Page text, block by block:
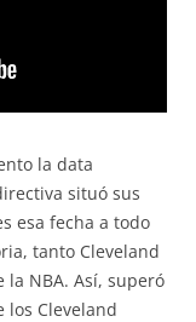
la data
situó sus
esa fecha a todo
tanto Cleveland
la NBA. Así, superó
los Cleveland